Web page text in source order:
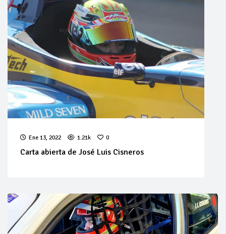
Ene 13, 2022 1.21k 0
Carta abierta de José Luis Cisneros